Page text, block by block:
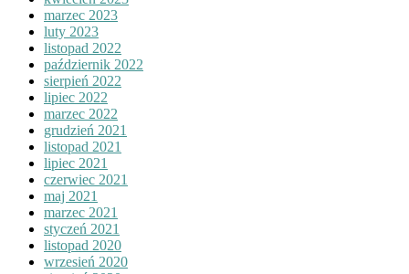
marzec 2023
luty 2023
listopad 2022
październik 2022
sierpień 2022
lipiec 2022
marzec 2022
grudzień 2021
listopad 2021
lipiec 2021
czerwiec 2021
maj 2021
marzec 2021
styczeń 2021
listopad 2020
wrzesień 2020